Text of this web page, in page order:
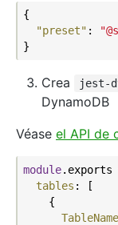
{
"preset" :
Crea jest-
DynamoDB
Véase el API de
module.exports
tables : [
    {
TableName